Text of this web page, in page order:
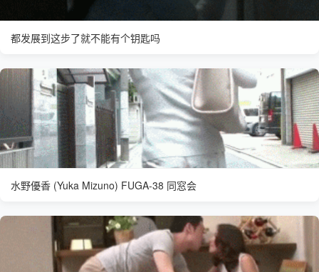
都发展到这步了就不能有个钥匙吗
水野優香 (Yuka Mizuno) FUGA-38 同窓会